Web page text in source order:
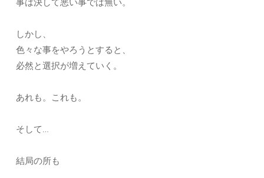
しかし、
色々な事をやろうとすると、
必然と選択が増えていく。
あれも。これも。
そして…
結局の所も